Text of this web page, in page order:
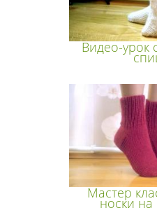
Видео-урок
Мастер
носки на